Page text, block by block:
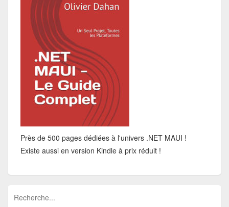
Près de 500 pages dédiées à l'univers .NET MAUI !
Existe aussi en version Kindle à prix réduit !